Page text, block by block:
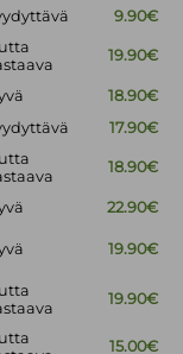
9.90€
19.90€
18.90€
17.90€
18.90€
22.90€
19.90€
19.90€
15.00€